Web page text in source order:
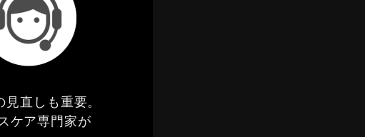
直しも重要。
ケア専門家が